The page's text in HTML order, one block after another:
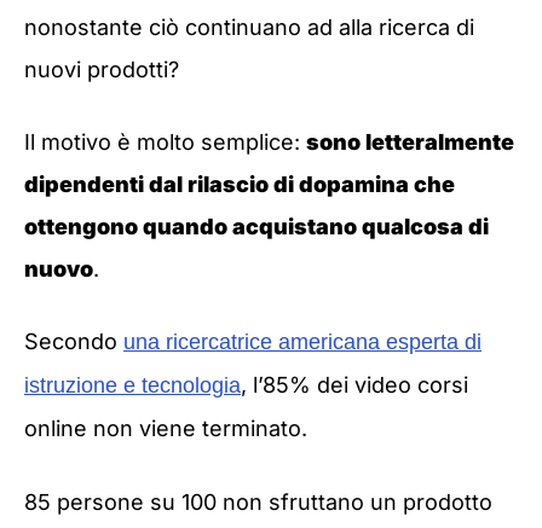
nonostante ciò continuano ad alla ricerca di
nuovi prodotti?
Il motivo è molto semplice: sono letteralmente
dipendenti dal rilascio di dopamina che
ottengono quando acquistano qualcosa di
nuovo.
Secondo una ricercatrice americana esperta di
istruzione e tecnologia, l’85% dei video corsi
online non viene terminato.
85 persone su 100 non sfruttano un prodotto